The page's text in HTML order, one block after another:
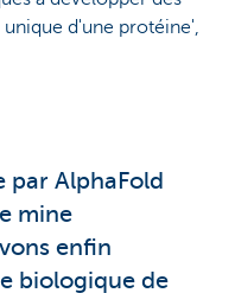
d'une protéine',
par AlphaFold
mine
enfin
biologique de